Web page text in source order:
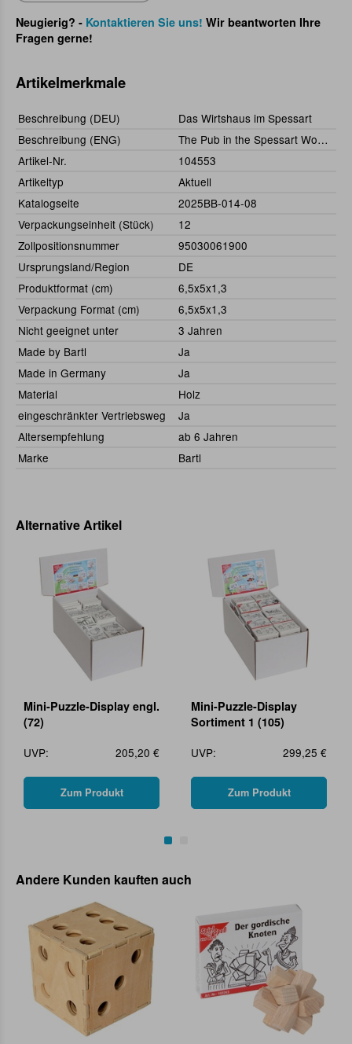
Neugierig? - Kontaktieren Sie uns! Wir beantworten Ihre
Fragen gerne!
Artikelmerkmale
Beschreibung (DEU)
Das Wirtshaus im Spessart
Beschreibung (ENG)
The Pub in the Spessart Woods
Artikel-Nr.
104553
Artikeltyp
Aktuell
Katalogseite
2025BB-014-08
Verpackungseinheit (Stück)
12
Zollpositionsnummer
95030061900
Ursprungsland/Region
DE
Produktformat (cm)
6,5x5x1,3
Verpackung Format (cm)
6,5x5x1,3
Nicht geeignet unter
3 Jahren
Made by Bartl
Ja
Made in Germany
Ja
Material
Holz
eingeschränkter Vertriebsweg
Ja
Altersempfehlung
ab 6 Jahren
Marke
Bartl
Alternative Artikel
Mini-Puzzle-Display engl.
(72)
UVP:
205,20 €
Zum Produkt
Mini-Puzzle-Display
Sortiment 1 (105)
UVP:
299,25 €
Zum Produkt
Andere Kunden kauften auch